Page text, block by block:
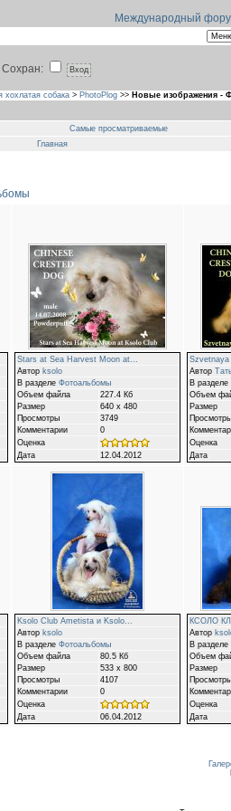
Международный
Сохран:
хохлатая собака > PhotoPlog >> Новые изображения -
Самые просматриваемые
Главная
Stars at Sea Harvest Moon at...
Автор ksolo
В разделе Фотоальбомы
Объем файла
227.4 Кб
Размер
640 x 480
Просмотры
3749
Комментарии
0
Оценка
Дата
12.04.2012
Автор
В разделе
Объем
Размер
Просмотры
Оценка
Дата
Ksolo Club Ametista и Ksolo...
Автор ksolo
В разделе Фотоальбомы
Объем файла
80.5 Кб
Размер
533 x 800
Просмотры
4107
Комментарии
0
Оценка
Дата
06.04.2012
КСОЛО
Автор
В разделе
Объем
Размер
Просмотры
Оценка
Дата